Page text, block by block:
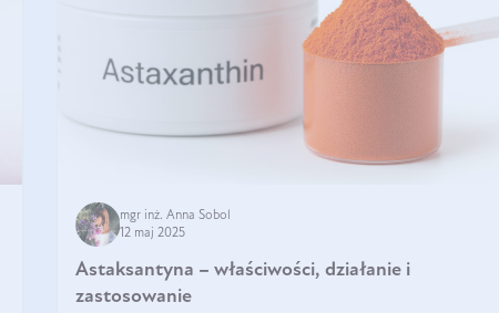
mgr inż. Anna Sobol
12 maj 2025
Astaksantyna – właściwości, działanie i
zastosowanie